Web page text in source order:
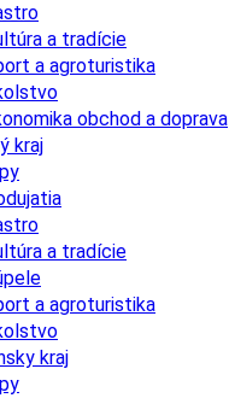
a tradície
a agroturistika
obchod a doprava
kraj
a tradície
a agroturistika
kraj